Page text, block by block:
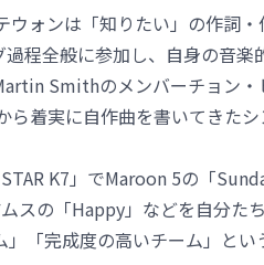
ォンは「知りたい」の作詞
過程全般に参加し、自身の音
Smithのメンバーチョン
ら着実に自作曲を書いてきたシ
K7」でMaroon 5の「
スの「Happy」などを自分た
「完成度の高いチーム」とい